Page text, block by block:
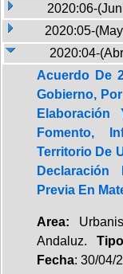
2020:06-
2020:05-
2020:04-
Acuerdo De
Gobierno,
Fomento,
Territorio De
Previa En
Area:
Andaluz.
Fecha: 30/04/